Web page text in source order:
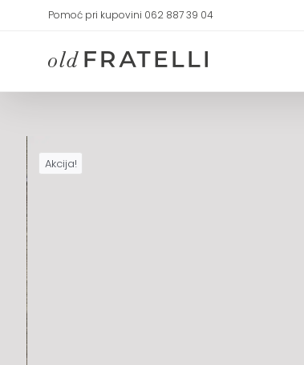
Pomoć pri kupovini 062 887 39 04
Akcija!